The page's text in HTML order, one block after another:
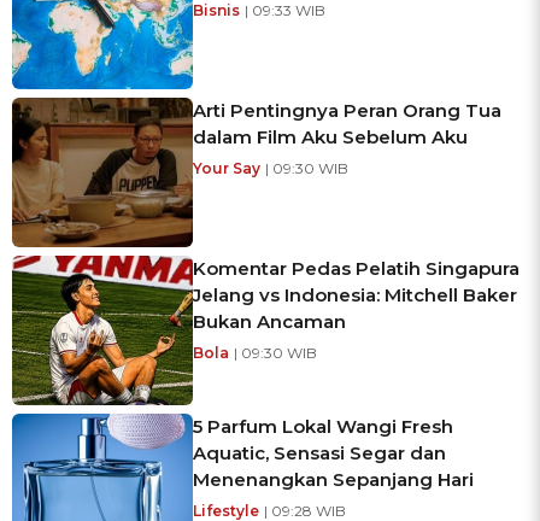
Bisnis | 09:33 WIB
Arti Pentingnya Peran Orang Tua
dalam Film Aku Sebelum Aku
Your Say | 09:30 WIB
Komentar Pedas Pelatih Singapura
Jelang vs Indonesia: Mitchell Baker
Bukan Ancaman
Bola | 09:30 WIB
5 Parfum Lokal Wangi Fresh
Aquatic, Sensasi Segar dan
Menenangkan Sepanjang Hari
Lifestyle | 09:28 WIB